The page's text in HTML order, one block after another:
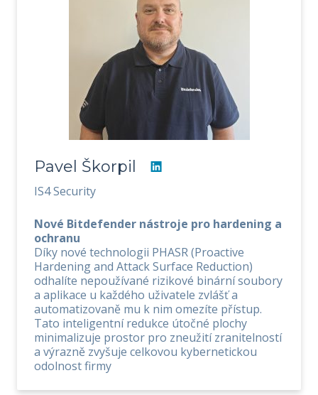
Pavel Škorpil
IS4 Security
Nové Bitdefender nástroje pro hardening a
ochranu
Díky nové technologii PHASR (Proactive
Hardening and Attack Surface Reduction)
odhalíte nepoužívané rizikové binární soubory
a aplikace u každého uživatele zvlášť a
automatizovaně mu k nim omezíte přístup.
Tato inteligentní redukce útočné plochy
minimalizuje prostor pro zneužití zranitelností
a výrazně zvyšuje celkovou kybernetickou
odolnost firmy